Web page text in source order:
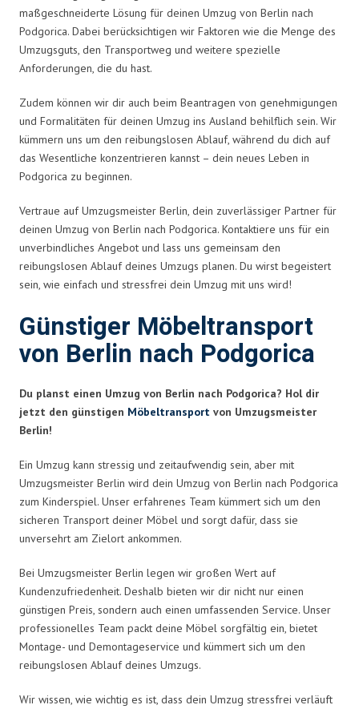
maßgeschneiderte Lösung für deinen Umzug von Berlin nach
Podgorica. Dabei berücksichtigen wir Faktoren wie die Menge des
Umzugsguts, den Transportweg und weitere spezielle
Anforderungen, die du hast.
Zudem können wir dir auch beim Beantragen von genehmigungen
und Formalitäten für deinen Umzug ins Ausland behilflich sein. Wir
kümmern uns um den reibungslosen Ablauf, während du dich auf
das Wesentliche konzentrieren kannst – dein neues Leben in
Podgorica zu beginnen.
Vertraue auf Umzugsmeister Berlin, dein zuverlässiger Partner für
deinen Umzug von Berlin nach Podgorica. Kontaktiere uns für ein
unverbindliches Angebot und lass uns gemeinsam den
reibungslosen Ablauf deines Umzugs planen. Du wirst begeistert
sein, wie einfach und stressfrei dein Umzug mit uns wird!
Günstiger Möbeltransport
von Berlin nach Podgorica
Du planst einen Umzug von Berlin nach Podgorica? Hol dir
jetzt den günstigen Möbeltransport von Umzugsmeister
Berlin!
Ein Umzug kann stressig und zeitaufwendig sein, aber mit
Umzugsmeister Berlin wird dein Umzug von Berlin nach Podgorica
zum Kinderspiel. Unser erfahrenes Team kümmert sich um den
sicheren Transport deiner Möbel und sorgt dafür, dass sie
unversehrt am Zielort ankommen.
Bei Umzugsmeister Berlin legen wir großen Wert auf
Kundenzufriedenheit. Deshalb bieten wir dir nicht nur einen
günstigen Preis, sondern auch einen umfassenden Service. Unser
professionelles Team packt deine Möbel sorgfältig ein, bietet
Montage- und Demontageservice und kümmert sich um den
reibungslosen Ablauf deines Umzugs.
Wir wissen, wie wichtig es ist, dass dein Umzug stressfrei verläuft